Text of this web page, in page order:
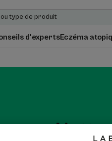
d'expertsEczéma